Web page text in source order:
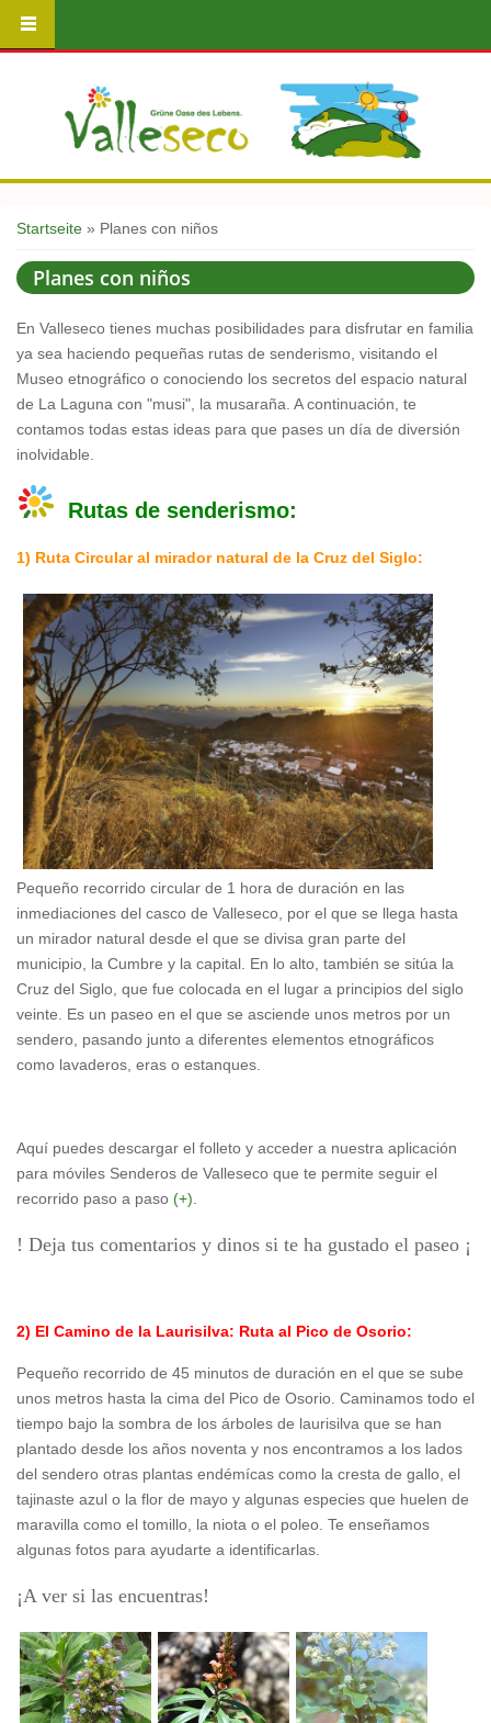
Sie sind hier
Startseite » Planes con niños
Planes con niños
En Valleseco tienes muchas posibilidades para disfrutar en familia
ya sea haciendo pequeñas rutas de senderismo, visitando el
Museo etnográfico o conociendo los secretos del espacio natural
de La Laguna con "musi", la musaraña. A continuación, te
contamos todas estas ideas para que pases un día de diversión
inolvidable.
Rutas de senderismo:
1) Ruta Circular al mirador natural de la Cruz del Siglo:
Pequeño recorrido circular de 1 hora de duración en las
inmediaciones del casco de Valleseco, por el que se llega hasta
un mirador natural desde el que se divisa gran parte del
municipio, la Cumbre y la capital. En lo alto, también se sitúa la
Cruz del Siglo, que fue colocada en el lugar a principios del siglo
veinte. Es un paseo en el que se asciende unos metros por un
sendero, pasando junto a diferentes elementos etnográficos
como lavaderos, eras o estanques.
Aquí puedes descargar el folleto y acceder a nuestra aplicación
para móviles Senderos de Valleseco que te permite seguir el
recorrido paso a paso (+)
! Deja tus comentarios y dinos si te ha gustado el paseo ¡
2) El Camino de la Laurisilva: Ruta al Pico de Osorio:
Pequeño recorrido de 45 minutos de duración en el que se sube
unos metros hasta la cima del Pico de Osorio. Caminamos todo el
tiempo bajo la sombra de los árboles de laurisilva que se han
plantado desde los años noventa y nos encontramos a los lados
del sendero otras plantas endémícas como la cresta de gallo, el
tajinaste azul o la flor de mayo y algunas especies que huelen de
maravilla como el tomillo, la niota o el poleo. Te enseñamos
algunas fotos para ayudarte a identificarlas.
¡A ver si las encuentras!